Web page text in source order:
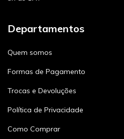
Departamentos
Quem somos
Formas de Pagamento
Trocas e Devoluções
Política de Privacidade
Como Comprar